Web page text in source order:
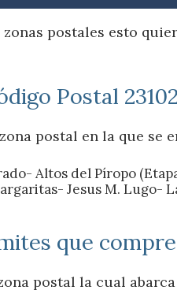
postales esto
Postal
postal en la que
Altos del Píropo
Jesus M. Lugo-
que
postal la cual